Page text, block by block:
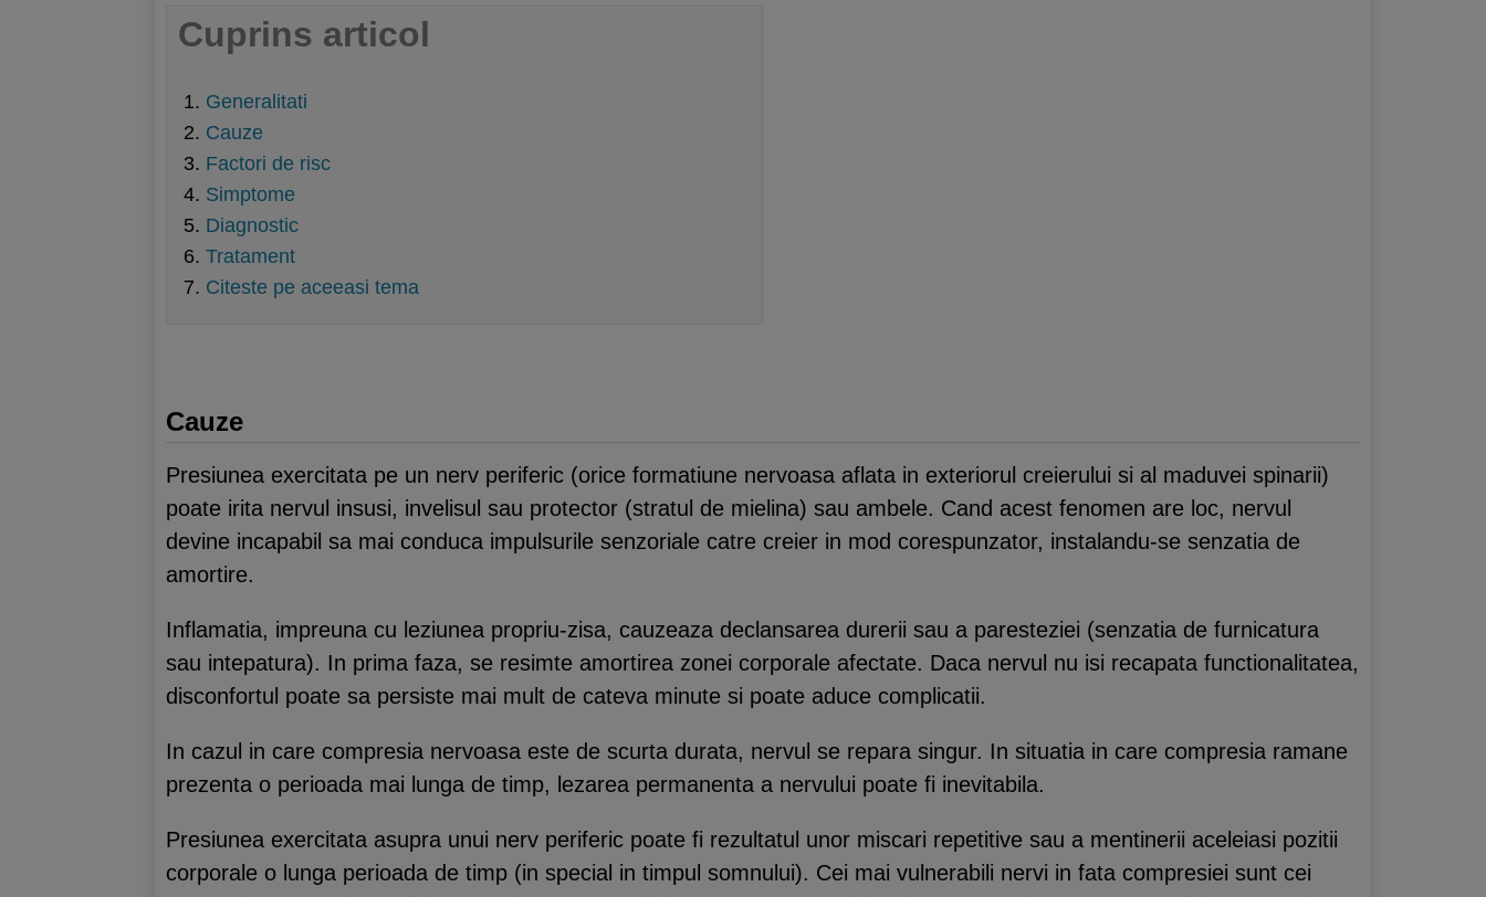
Cuprins articol
Generalitati
Cauze
Factori de risc
Simptome
Diagnostic
Tratament
Citeste pe aceeasi tema
Cauze
Presiunea exercitata pe un nerv periferic (orice formatiune nervoasa aflata in exteriorul creierului si al maduvei spinarii)
poate irita nervul insusi, invelisul sau protector (stratul de mielina) sau ambele. Cand acest fenomen are loc, nervul
devine incapabil sa mai conduca impulsurile senzoriale catre creier in mod corespunzator, instalandu-se senzatia de
amortire.
Inflamatia, impreuna cu leziunea propriu-zisa, cauzeaza declansarea durerii sau a paresteziei (senzatia de furnicatura
sau intepatura). In prima faza, se resimte amortirea zonei corporale afectate. Daca nervul nu isi recapata functionalitatea,
disconfortul poate sa persiste mai mult de cateva minute si poate aduce complicatii.
In cazul in care compresia nervoasa este de scurta durata, nervul se repara singur. In situatia in care compresia ramane
prezenta o perioada mai lunga de timp, lezarea permanenta a nervului poate fi inevitabila.
Presiunea exercitata asupra unui nerv periferic poate fi rezultatul unor miscari repetitive sau a mentinerii aceleiasi pozitii
corporale o lunga perioada de timp (in special in timpul somnului). Cei mai vulnerabili nervi in fata compresiei sunt cei